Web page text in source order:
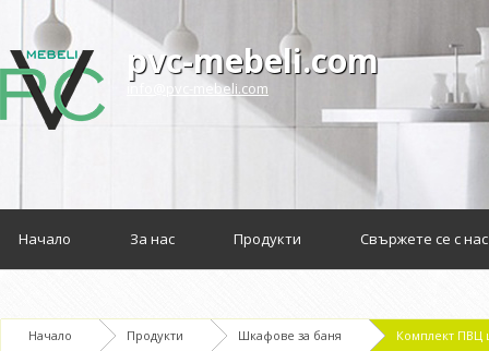
pvc-mebeli.com
info@pvc-mebeli.com
Начало За нас Продукти Свържете се с нас
Начало Продукти Шкафове за баня Комплект ПВЦ